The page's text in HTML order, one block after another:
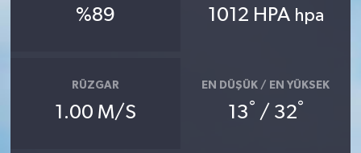
%89 1012 HPA hpa
RÜZGAR
1.00 M/S
EN DÜŞÜK / EN YÜKSEK
13° / 32°